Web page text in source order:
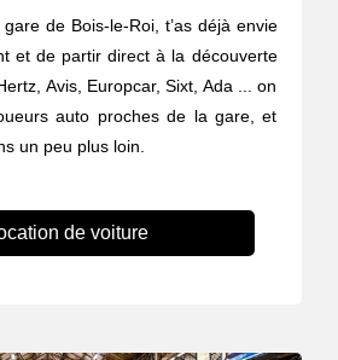
de Bois-le-Roi, t’as déjà envie
et de partir direct à la découverte
Avis, Europcar, Sixt, Ada ... on
auto proches de la gare, et
un peu plus loin.
de voiture